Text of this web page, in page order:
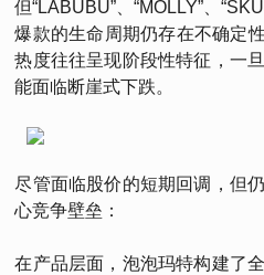
但“LABUBU”、“MOLLY”、
爆款的生命周期仍存在不确定
热度往往呈现阶段性特征，一
能面临断崖式下跌。
尽管面临股价的短期回调，但
心竞争壁垒：
在产品层面，泡泡玛特构建了